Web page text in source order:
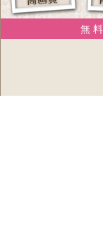
無 料